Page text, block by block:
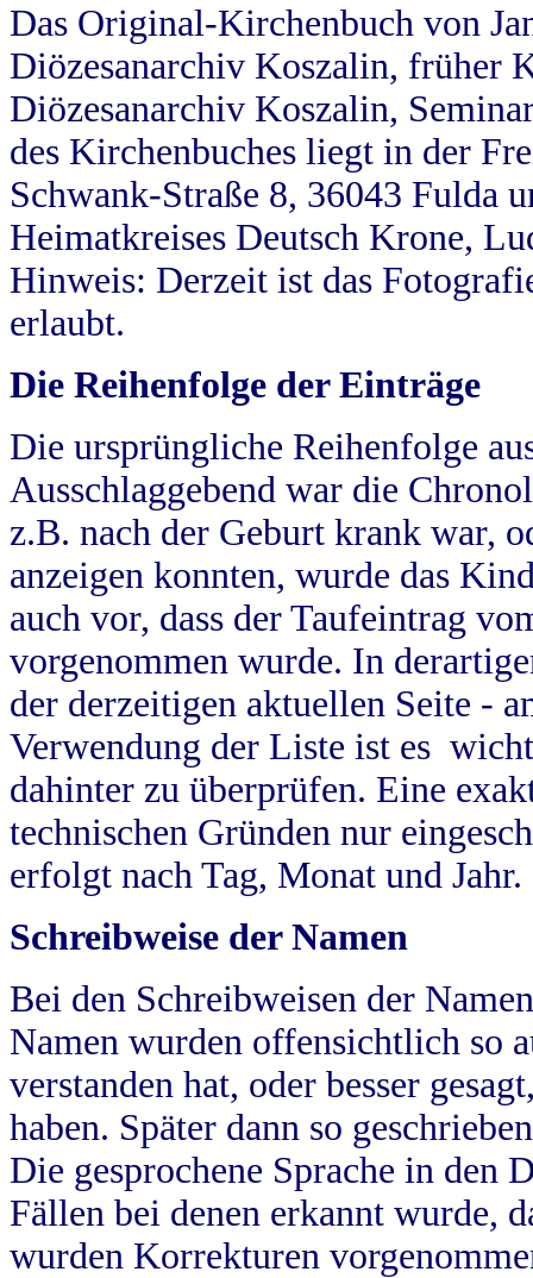
Das Original-Kirchenbuch von
Diözesanarchiv Koszalin, früher
Diözesanarchiv Koszalin,
des Kirchenbuches liegt in der
Schwank-Straße 8, 36043 Fulda
Heimatkreises Deutsch Krone,
Hinweis: Derzeit ist das
erlaubt.
Die Reihenfolge der Einträge
Die ursprüngliche Reihenfolge
Ausschlaggebend war die
z.B. nach der Geburt krank war,
anzeigen konnten, wurde das
auch vor, dass der Taufeintrag
vorgenommen wurde. In
der derzeitigen aktuellen Seite -
Verwendung der Liste ist es
dahinter zu überprüfen. Eine
technischen Gründen nur
erfolgt nach Tag, Monat und Jahr.
Schreibweise der Namen
Bei den Schreibweisen der
Namen wurden offensichtlich so
verstanden hat, oder besser
haben. Später dann so
Die gesprochene Sprache in
Fällen bei denen erkannt wurde,
wurden Korrekturen